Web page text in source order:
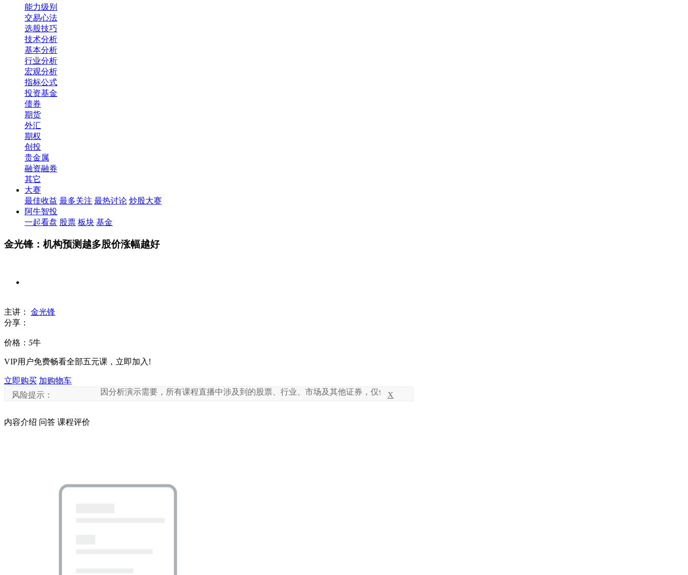
能力级别
交易心法
选股技巧
技术分析
基本分析
行业分析
宏观分析
指标公式
投资基金
债券
期货
外汇
期权
创投
贵金属
融资融券
其它
大赛
最佳收益 最多关注 最热讨论 炒股大赛
阿牛智投
一起看盘 股票 板块 基金
金光锋：机构预测越多股价涨幅越好
主讲：
金光锋
分享：
价格： 5牛
VIP用户免费畅看全部五元课，立即加入!
立即购买 加购物车
风险提示：
因分析演示需要，所有课程直播中涉及到的股票、行业、市场及其他证券，仅供方法参考，不构成任何买卖建议，投资风险自负！本人及平台不承担任何投资风险及责任
X
内容介绍 问答 课程评价